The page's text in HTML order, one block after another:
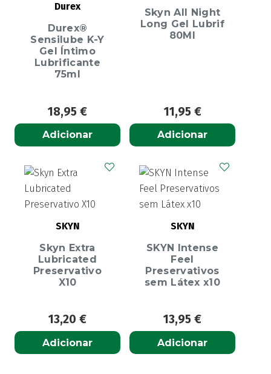
Durex
Durex®
Sensilube K-Y
Gel Íntimo
Lubrificante
75ml
18,95 €
Adicionar
Skyn All Night
Long Gel Lubrif
80Ml
11,95 €
Adicionar
SKYN
Skyn Extra
Lubricated
Preservativo
X10
13,20 €
Adicionar
SKYN
SKYN Intense
Feel
Preservativos
sem Látex x10
13,95 €
Adicionar